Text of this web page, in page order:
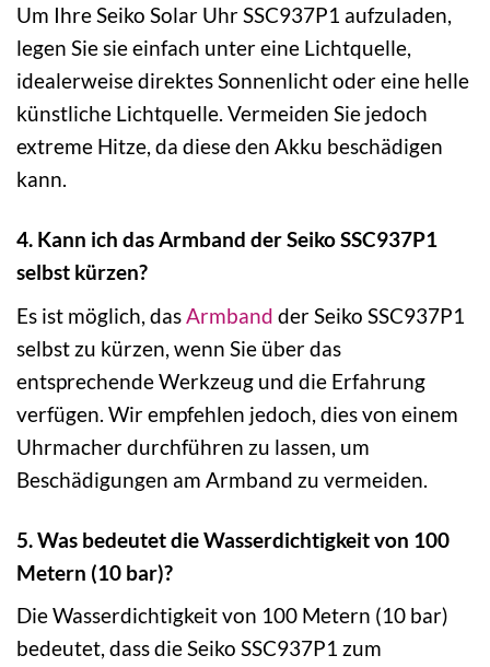
Um Ihre Seiko Solar Uhr SSC937P1 aufzuladen,
legen Sie sie einfach unter eine Lichtquelle,
idealerweise direktes Sonnenlicht oder eine helle
künstliche Lichtquelle. Vermeiden Sie jedoch
extreme Hitze, da diese den Akku beschädigen
kann.
4. Kann ich das Armband der Seiko SSC937P1
selbst kürzen?
Es ist möglich, dasArmband der Seiko SSC937P1
selbst zu kürzen, wenn Sie über das
entsprechende Werkzeug und die Erfahrung
verfügen. Wir empfehlen jedoch, dies von einem
Uhrmacher durchführen zu lassen, um
Beschädigungen am Armband zu vermeiden.
5. Was bedeutet die Wasserdichtigkeit von 100
Metern (10 bar)?
Die Wasserdichtigkeit von 100 Metern (10 bar)
bedeutet, dass die Seiko SSC937P1 zum